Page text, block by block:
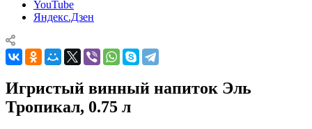
YouTube
Яндекс.Дзен
Игристый винный напиток Эль
Тропикал, 0.75 л